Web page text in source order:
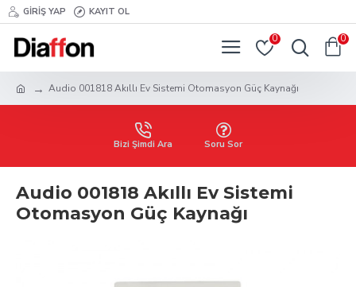
GIRIŞ YAP KAYIT OL
0 0
Audio 001818 Akıllı Ev Sistemi Otomasyon Güç Kaynağı
Bizi Şimdi Ara Soru Sor
Audio 001818 Akıllı Ev Sistemi
Otomasyon Güç Kaynağı